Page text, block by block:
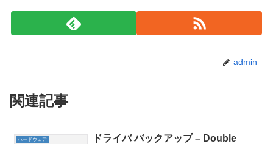
admin
関連記事
ハードウェア
ドライバ バックアップ – Double